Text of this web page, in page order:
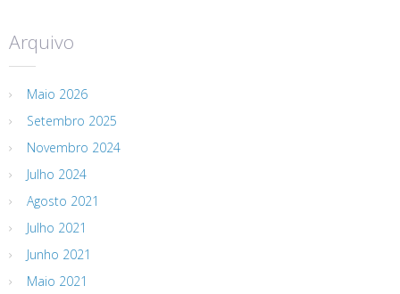
Arquivo
Maio 2026
Setembro 2025
Novembro 2024
Julho 2024
Agosto 2021
Julho 2021
Junho 2021
Maio 2021